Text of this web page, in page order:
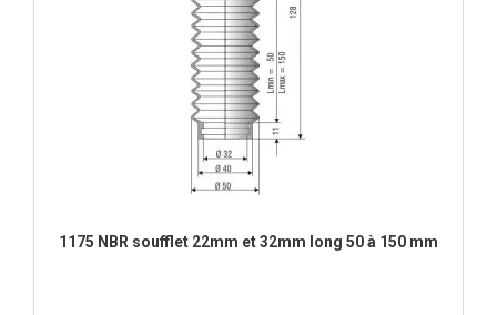
1175 NBR soufflet 22mm et 32mm long 50 à 150 mm